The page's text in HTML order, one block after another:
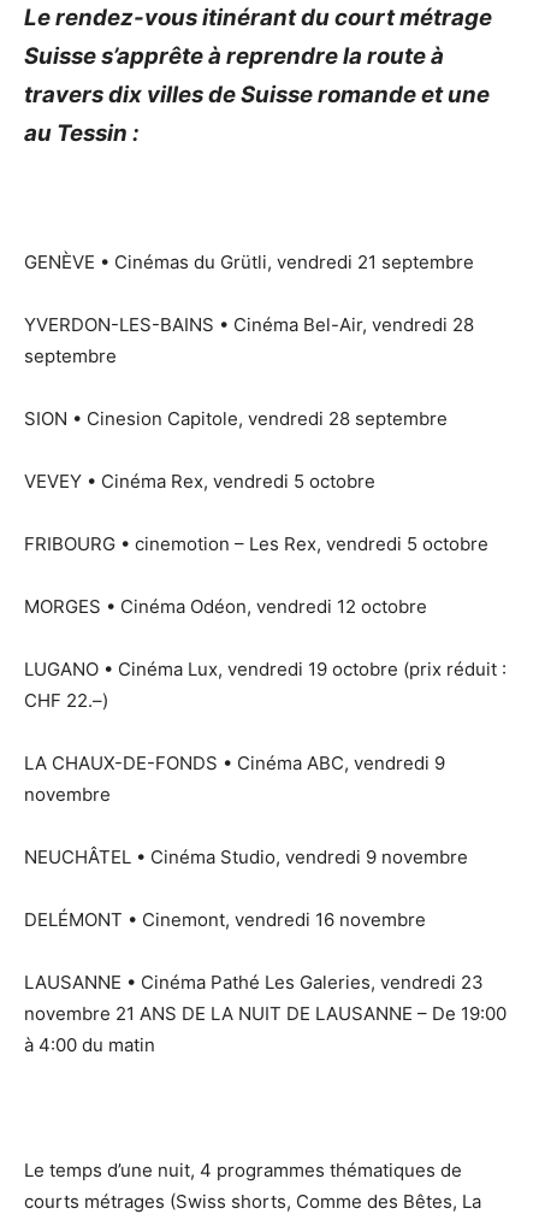
Le rendez-vous itinérant du court métrage
Suisse s’apprête à reprendre la route à
travers dix villes de Suisse romande et une
au Tessin :
GENÈVE • Cinémas du Grütli, vendredi 21 septembre
YVERDON-LES-BAINS • Cinéma Bel-Air, vendredi 28
septembre
SION • Cinesion Capitole, vendredi 28 septembre
VEVEY • Cinéma Rex, vendredi 5 octobre
FRIBOURG • cinemotion – Les Rex, vendredi 5 octobre
MORGES • Cinéma Odéon, vendredi 12 octobre
LUGANO • Cinéma Lux, vendredi 19 octobre (prix réduit :
CHF 22.–)
LA CHAUX-DE-FONDS • Cinéma ABC, vendredi 9
novembre
NEUCHÂTEL • Cinéma Studio, vendredi 9 novembre
DELÉMONT • Cinemont, vendredi 16 novembre
LAUSANNE • Cinéma Pathé Les Galeries, vendredi 23
novembre 21 ANS DE LA NUIT DE LAUSANNE – De 19:00
à 4:00 du matin
Le temps d’une nuit, 4 programmes thématiques de
courts métrages (Swiss shorts, Comme des Bêtes, La